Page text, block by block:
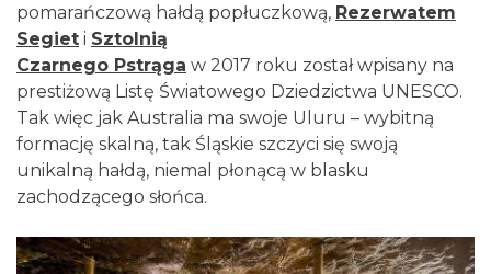
pomarańczową hałdą popłuczkową, Rezerwatem
Segiet i Sztolnią
Czarnego Pstrąga w 2017 roku został wpisany na
prestiżową Listę Światowego Dziedzictwa UNESCO.
Tak więc jak Australia ma swoje Uluru – wybitną
formację skalną, tak Śląskie szczyci się swoją
unikalną hałdą, niemal płonącą w blasku
zachodzącego słońca.